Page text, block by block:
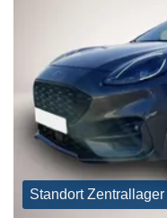
Standort Zentrallager